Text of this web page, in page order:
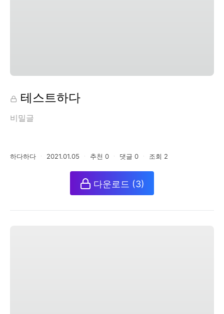
테스트하다
비밀글
하다하다 ㆍ 2021.01.05 ㆍ 추천 0 ㆍ 댓글 0 ㆍ 조회 2
다운로드 (3)